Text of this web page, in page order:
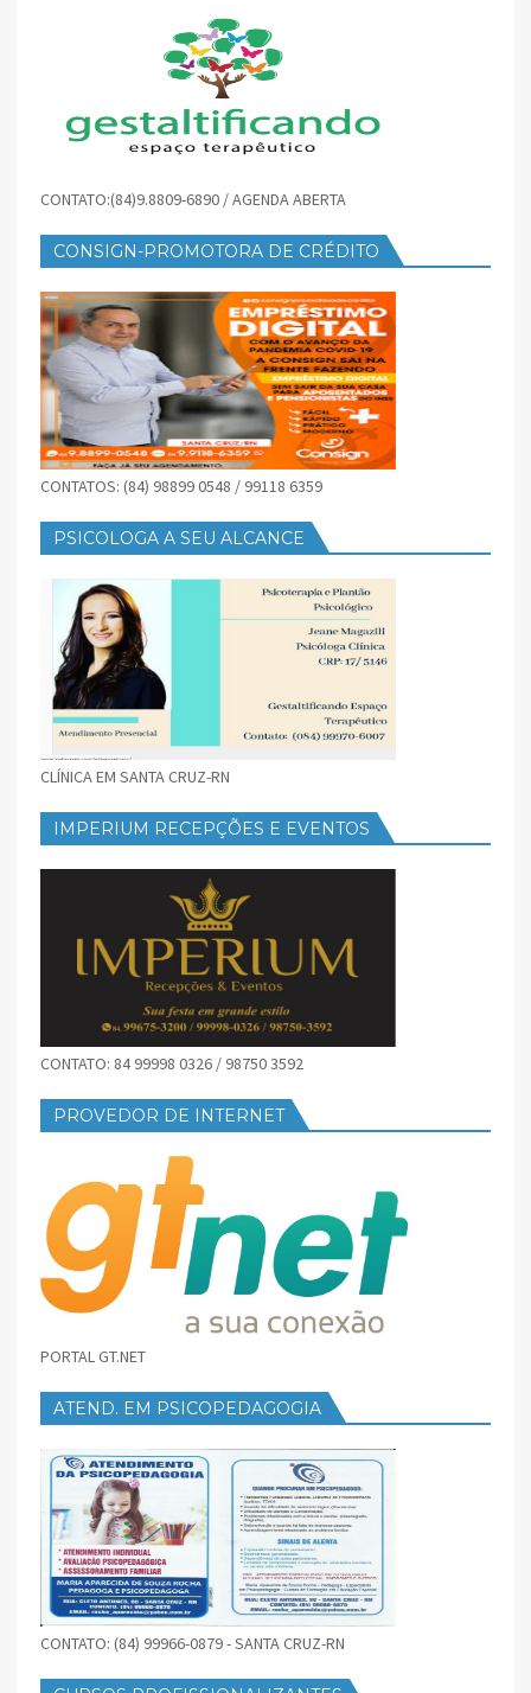
CONTATO:(84)9.8809-6890 / AGENDA ABERTA
CONSIGN-PROMOTORA DE CRÉDITO
CONTATOS: (84) 98899 0548 / 99118 6359
PSICOLOGA A SEU ALCANCE
CLÍNICA EM SANTA CRUZ-RN
IMPERIUM RECEPÇÕES E EVENTOS
CONTATO: 84 99998 0326 / 98750 3592
PROVEDOR DE INTERNET
PORTAL GT.NET
ATEND. EM PSICOPEDAGOGIA
CONTATO: (84) 99966-0879 - SANTA CRUZ-RN